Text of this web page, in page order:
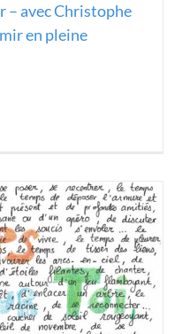
– avec Christophe
en pleine